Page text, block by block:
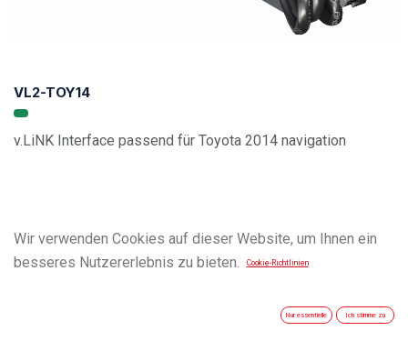
VL2-TOY14
v.LiNK Interface passend für Toyota 2014 navigation
Wir verwenden Cookies auf dieser Website, um Ihnen ein
besseres Nutzererlebnis zu bieten.
Cookie-Richtlinien
Nur essentielle Ich stimme zu